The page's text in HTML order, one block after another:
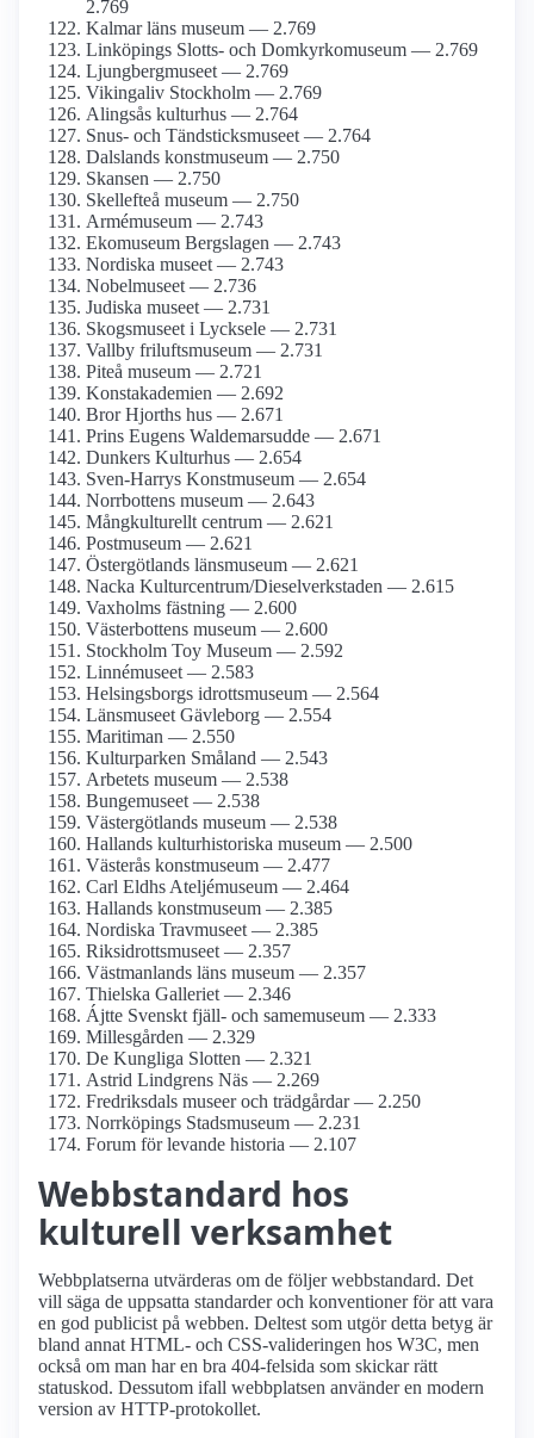
2.769
Kalmar läns museum — 2.769
Linköpings Slotts- och Domkyrko­museum — 2.769
Ljungberg­museet — 2.769
Vikingaliv Stockholm — 2.769
Alingsås kulturhus — 2.764
Snus- och Tändsticks­museet — 2.764
Dalslands konstmuseum — 2.750
Skansen — 2.750
Skellefteå museum — 2.750
Armé­museum — 2.743
Ekomuseum Bergslagen — 2.743
Nordiska museet — 2.743
Nobelmuseet — 2.736
Judiska museet — 2.731
Skogsmuseet i Lycksele — 2.731
Vallby friluftsmuseum — 2.731
Piteå museum — 2.721
Konst­akademien — 2.692
Bror Hjorths hus — 2.671
Prins Eugens Waldemarsudde — 2.671
Dunkers Kulturhus — 2.654
Sven-Harrys Konstmuseum — 2.654
Norrbottens museum — 2.643
Mångkulturellt centrum — 2.621
Postmuseum — 2.621
Östergötlands länsmuseum — 2.621
Nacka Kulturcentrum/­Dieselverkstaden — 2.615
Vaxholms fästning — 2.600
Västerbottens museum — 2.600
Stockholm Toy Museum — 2.592
Linnémuseet — 2.583
Helsingsborgs idrottsmuseum — 2.564
Länsmuseet Gävleborg — 2.554
Maritiman — 2.550
Kulturparken Småland — 2.543
Arbetets museum — 2.538
Bungemuseet — 2.538
Västergötlands museum — 2.538
Hallands kultur­historiska museum — 2.500
Västerås konstmuseum — 2.477
Carl Eldhs Ateljémuseum — 2.464
Hallands konstmuseum — 2.385
Nordiska Travmuseet — 2.385
Riksidrotts­museet — 2.357
Västmanlands läns museum — 2.357
Thielska Galleriet — 2.346
Ájtte Svenskt fjäll- och same­museum — 2.333
Millesgården — 2.329
De Kungliga Slotten — 2.321
Astrid Lindgrens Näs — 2.269
Fredriksdals museer och trädgårdar — 2.250
Norrköpings Stadsmuseum — 2.231
Forum för levande historia — 2.107
Webbstandard hos
kulturell verksamhet
Webbplatserna utvärderas om de följer webbstandard. Det
vill säga de uppsatta standarder och konventioner för att vara
en god publicist på webben. Deltest som utgör detta betyg är
bland annat HTML- och CSS-valideringen hos W3C, men
också om man har en bra 404-felsida som skickar rätt
statuskod. Dessutom ifall webbplatsen använder en modern
version av HTTP-protokollet.